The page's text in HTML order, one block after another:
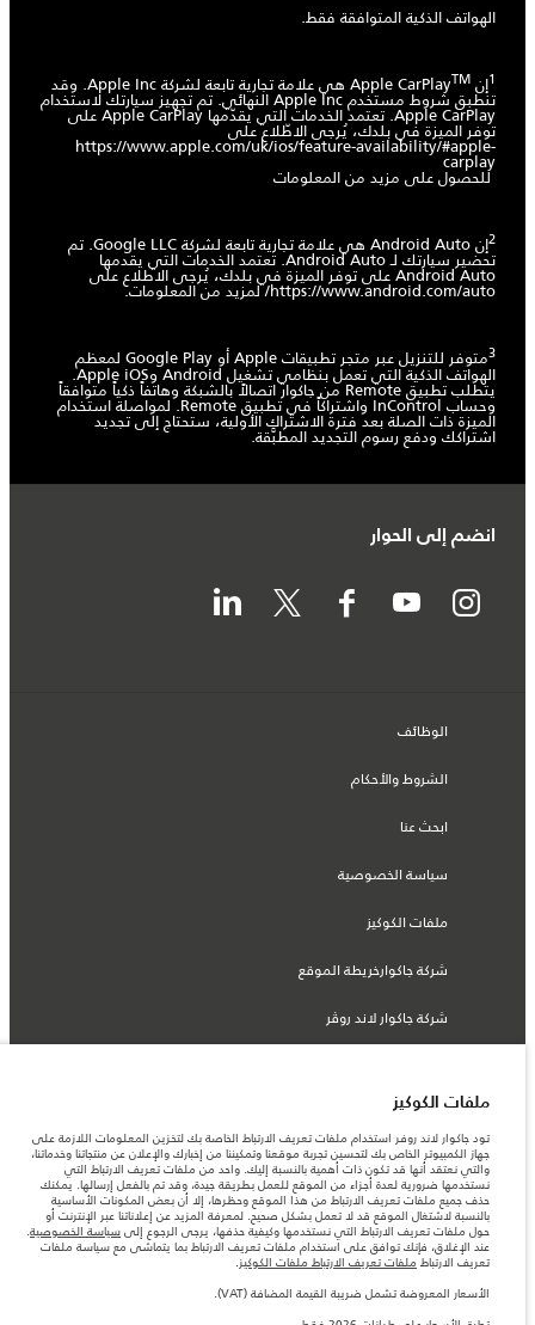
الهواتف الذكية المتوافقة فقط.
1إن Apple CarPlay TM هي علامة تجارية تابعة لشركة Apple Inc. وقد
تنطبق شروط مستخدم Apple Inc النهائي. تم تجهيز سيارتك لاستخدام
Apple CarPlay. تعتمد الخدمات التي يقدّمها Apple CarPlay على
توفر الميزة في بلدك، يُرجى الاطّلاع على
https://www.apple.com/uk/ios/feature-availability/#apple-
carplay
للحصول على مزيد من المعلومات
2 إن Android Auto هي علامة تجارية تابعة لشركة Google LLC. تم
تحضير سيارتك لـ Android Auto. تعتمد الخدمات التي يقدمها
Android Auto على توفر الميزة في بلدك، يُرجى الاطلاع على
https://www.android.com/auto/ لمزيد من المعلومات.
3 متوفر للتنزيل عبر متجر تطبيقات Apple أو Google Play لمعظم
الهواتف الذكية التي تعمل بنظامي تشغيل Android وApple iOS.
يتطلب تطبيق Remote من جاكوار اتصالاً بالشبكة وهاتفاً ذكياً متوافقاً
وحساب InControl واشتراكاً في تطبيق Remote. لمواصلة استخدام
الميزة ذات الصلة بعد فترة الاشتراك الأولية، ستحتاج إلى تجديد
اشتراكك ودفع رسوم التجديد المطبَّقة.
انضم إلى الحوار
الوظائف
الشروط والأحكام
ابحث عنا
سياسة الخصوصية
ملفات الكوكيز
شركة جاكوارخريطة الموقع
شركة جاكوار لاند روڤر
لبنان, سعد وطراد
المعلومات والمواصفات والأسعار والألوان المذكورة على هذا الموقع قد تختلف من بلد إلى
آخر، كما أنّها قد تتغير بدون إشعار مسبق. الرجاء التواصل مع وكيلنا المحلي للتأكد من توفّرها
والتحقق من الأسعار.
الأرقام المقدمة هي نتيجة لاختبارات المصنع الرسمية وفقاً لتشريعات الاتحاد الأوروبي. قد
يتباين استهلك الوقود الفعلي للمركبة عن ذلك المتحقق في تلك الاختبارات كما أن هذه
الأرقام بغرض المقارنة فحسب.
ملاحظة مهمة حول الصور والمواصفات. إن النقص العالمي في أشباه الموصلات يؤثر حاليًا
ملفات الكوكيز
تود جاكوار لاند روفر استخدام ملفات تعريف الارتباط الخاصة بك لتخزين المعلومات اللازمة على
جهاز الكمبيوتر الخاص بك لتحسين تجربة موقعنا وتمكيننا من إخبارك والإعلان عن منتجاتنا وخدماتنا،
والتي نعتقد أنها قد تكون ذات أهمية بالنسبة إليك. واحد من ملفات تعريف الارتباط التي
نستخدمها ضرورية لعدة أجزاء من الموقع للعمل بطريقة جيدة، وقد تم بالفعل إرسالها. يمكنك
حذف جميع ملفات تعريف الارتباط من هذا الموقع وحظرها، إلا أن بعض المكونات الأساسية
بالنسبة لاشتغال الموقع قد لا تعمل بشكل صحيح. لمعرفة المزيد عن إعلاناتنا عبر الإنترنت أو
حول ملفات تعريف الارتباط التي نستخدمها وكيفية حذفها، يرجى الرجوع إلى سياسة الخصوصية.
عند الإغلاق، فإنك توافق على استخدام ملفات تعريف الارتباط بما يتماشى مع سياسة ملفات
تعريف الارتباط ملفات تعريف الارتباط ملفات الكوكيز.
الأسعار المعروضة تشمل ضريبة القيمة المضافة (VAT).